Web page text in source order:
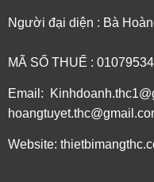
Người đại diện : Bà
MÃ SỐ THUẾ :
Email:
Website: